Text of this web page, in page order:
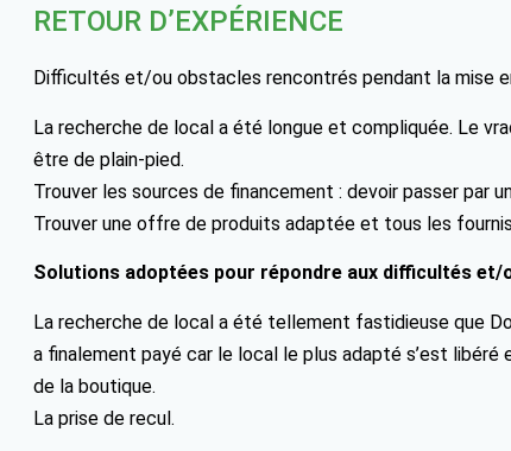
RETOUR D’EXPÉRIENCE
Difficultés et/ou obstacles rencontrés pendant la mise
La recherche de local a été longue et compliquée. Le
être de plain-pied.
Trouver les sources de financement : devoir passer par
Trouver une offre de produits adaptée et tous les
Solutions adoptées pour répondre aux difficultés et/
La recherche de local a été tellement fastidieuse que
a finalement payé car le local le plus adapté s’est libéré
de la boutique.
La prise de recul.